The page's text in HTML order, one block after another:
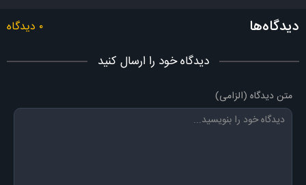
دیدگاه‌ها ۰ دیدگاه
دیدگاه خود را ارسال کنید
متن دیدگاه (الزامی)